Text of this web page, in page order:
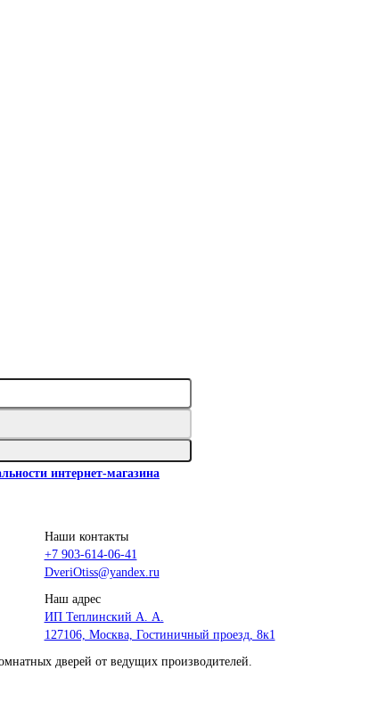
интернет-магазина
Наши контакты
+7 903-614-06-41
DveriOtiss@yandex.ru
Наш адрес
ИП Теплинский А. А.
127106, Москва, Гостиничный проезд, 8к1
дверей от ведущих производителей.